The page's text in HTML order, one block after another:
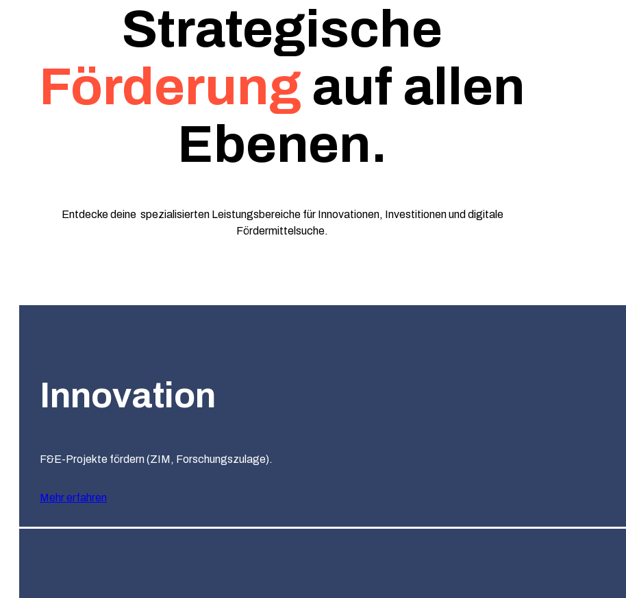
Strategische
Förderung auf allen
Ebenen.
Entdecke deine spezialisierten Leistungsbereiche für Innovationen, Investitionen und digitale
Fördermittelsuche.
Innovation
F&E-Projekte fördern (ZIM, Forschungszulage).
Mehr erfahren